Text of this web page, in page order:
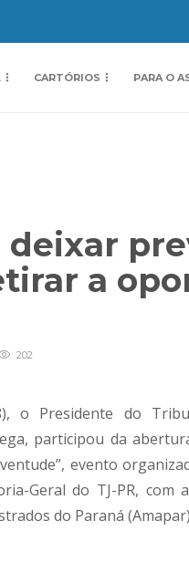
CARTÓRIOS PARA O
deixar
a
202
o Presidente do
participou da
evento
Geral do TJ-PR,
do Paraná